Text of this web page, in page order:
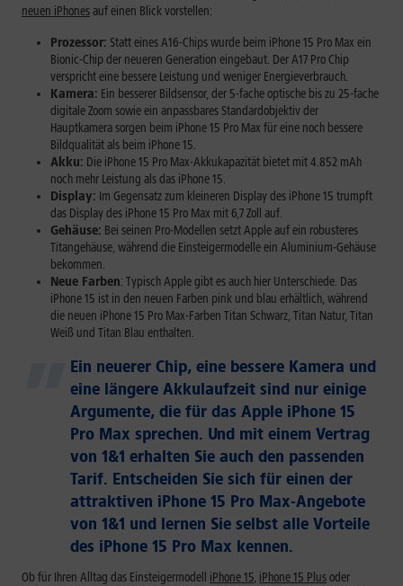
neuen iPhonesauf einen Blick vorstellen:
Prozessor: Statt eines A16-Chips wurde beim iPhone 15 Pro Max ein
Bionic-Chip der neueren Generation eingebaut. Der A17 Pro Chip
verspricht eine bessere Leistung und weniger Energieverbrauch.
Kamera: Ein besserer Bildsensor, der 5-fache optische bis zu 25-fache
digitale Zoom sowie ein anpassbares Standardobjektiv der
Hauptkamera sorgen beim iPhone 15 Pro Max für eine noch bessere
Bildqualität als beim iPhone 15.
Akku: Die iPhone 15 Pro Max-Akkukapazität bietet mit 4.852 mAh
noch mehr Leistung als das iPhone 15.
Display: Im Gegensatz zum kleineren Display des iPhone 15 trumpft
das Display des iPhone 15 Pro Max mit 6,7 Zoll auf.
Gehäuse: Bei seinen Pro-Modellen setzt Apple auf ein robusteres
Titangehäuse, während die Einsteigermodelle ein Aluminium-Gehäuse
bekommen.
Neue Farben: Typisch Apple gibt es auch hier Unterschiede. Das
iPhone 15 ist in den neuen Farben pink und blau erhältlich, während
die neuen iPhone 15 Pro Max-Farben Titan Schwarz, Titan Natur, Titan
Weiß und Titan Blau enthalten.
Ein neuerer Chip, eine bessere Kamera und
eine längere Akkulaufzeit sind nur einige
Argumente, die für das Apple iPhone 15
Pro Max sprechen. Und mit einem Vertrag
von 1&1 erhalten Sie auch den passenden
Tarif. Entscheiden Sie sich für einen der
attraktiven iPhone 15 Pro Max-Angebote
von 1&1 und lernen Sie selbst alle Vorteile
des iPhone 15 Pro Max kennen.
Ob für Ihren Alltag das Einsteigermodell iPhone 15, iPhone 15 Plusoder